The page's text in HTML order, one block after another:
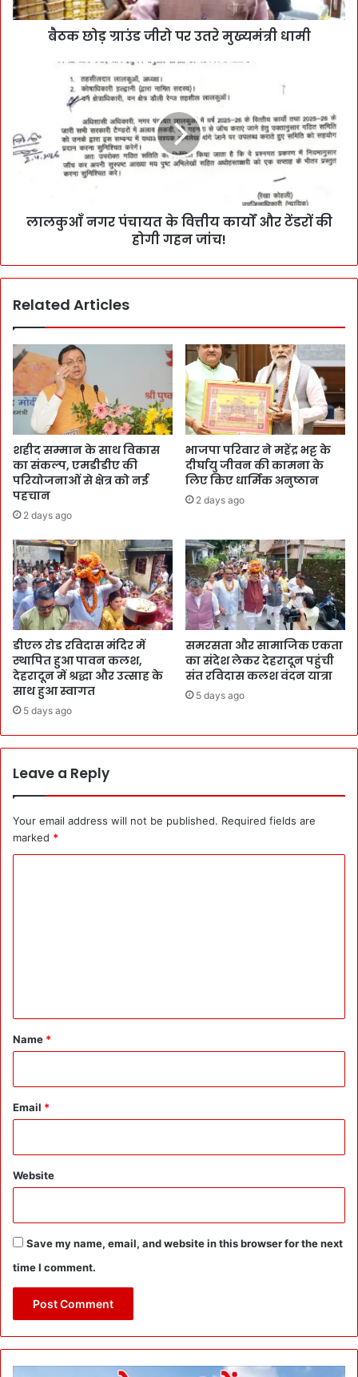
बैठक छोड़ ग्राउंड जीरो पर उतरे मुख्यमंत्री धामी
लालकुआँ नगर पंचायत के वित्तीय कार्यों और टेंडरों की
होगी गहन जांच!
Related Articles
शहीद सम्मान के साथ विकास
का संकल्प, एमडीडीए की
परियोजनाओं से क्षेत्र को नई
पहचान
2 days ago
भाजपा परिवार ने महेंद्र भट्ट के
दीर्घायु जीवन की कामना के
लिए किए धार्मिक अनुष्ठान
2 days ago
डीएल रोड रविदास मंदिर में
स्थापित हुआ पावन कलश,
देहरादून में श्रद्धा और उत्साह के
साथ हुआ स्वागत
5 days ago
समरसता और सामाजिक एकता
का संदेश लेकर देहरादून पहुंची
संत रविदास कलश वंदन यात्रा
5 days ago
Leave a Reply
Your email address will not be published. Required fields are
marked *
*
Name *
Email *
Website
Save my name, email, and website in this browser for the next
time I comment.